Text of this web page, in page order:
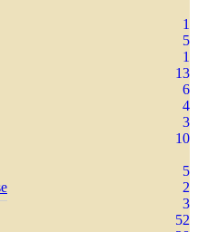
1
5
1
13
6
4
3
10
5
2
3
52